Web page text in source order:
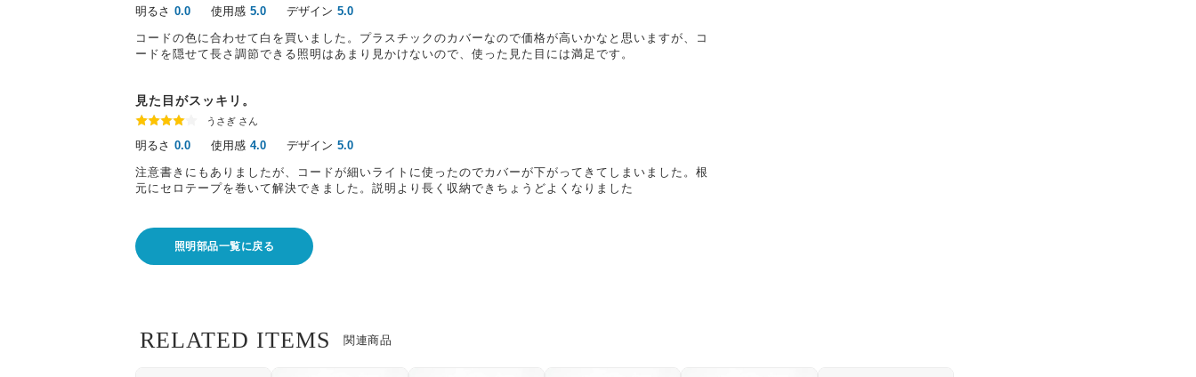
明るさ 0.0 使用感 5.0 デザイン 5.0
コードの色に合わせて白を買いました。プラスチックのカバーなので価格が高いかなと思いますが、コ
ードを隠せて長さ調節できる照明はあまり見かけないので、使った見た目には満足です。
見た目がスッキリ。
うさぎ さん
明るさ 0.0 使用感 4.0 デザイン 5.0
注意書きにもありましたが、コードが細いライトに使ったのでカバーが下がってきてしまいました。根
元にセロテープを巻いて解決できました。説明より長く収納できちょうどよくなりました
照明部品一覧に戻る
関連商品
RELATED ITEMS